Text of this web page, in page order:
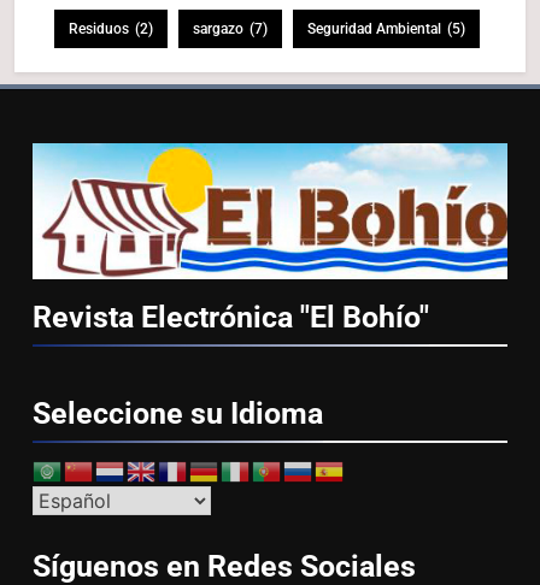
Residuos (2) sargazo (7) Seguridad Ambiental (5)
Revista Electrónica "El Bohío"
Seleccione su Idioma
Síguenos en Redes Sociales